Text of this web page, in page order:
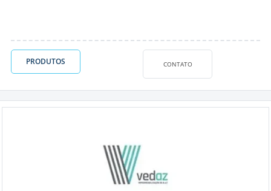
PRODUTOS CONTATO